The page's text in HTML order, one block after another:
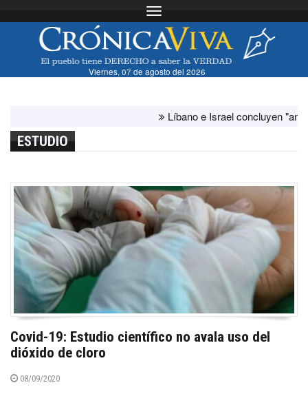
Toggle navigation
Viernes, 07 de agosto del 2026
Líbano e Israel concluyen "antes de
ESTUDIO
Covid-19: Estudio científico no avala uso del
dióxido de cloro
08/09/2020